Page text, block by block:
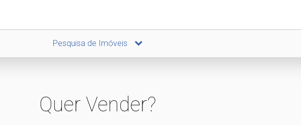
Pesquisa de Imóveis
Quer Vender?